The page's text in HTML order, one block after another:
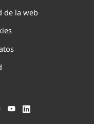
de la web